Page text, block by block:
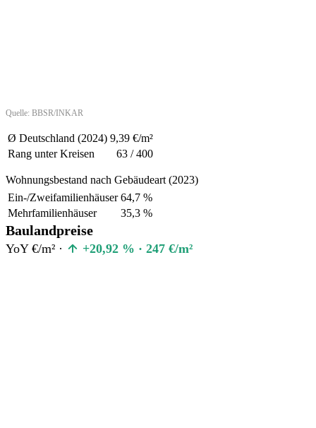
Quelle: BBSR/INKAR
Ø Deutschland (2024) 9,39 €/m²
Rang unter Kreisen
63 / 400
Wohnungsbestand nach Gebäudeart (2023)
Ein-/Zweifamilienhäuser 64,7 %
Mehrfamilienhäuser
35,3 %
Baulandpreise
YoY €/m² · +20,92 % · 247 €/m²